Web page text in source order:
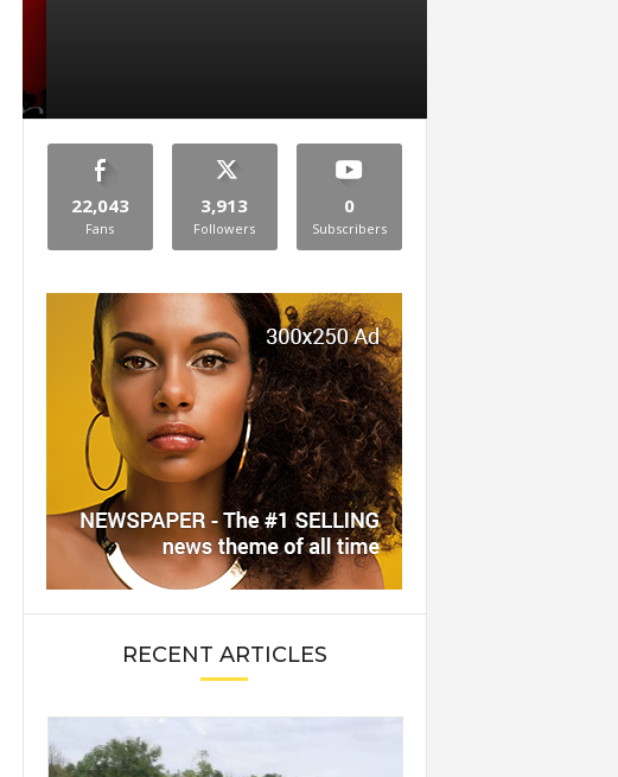
22,043
Fans
3,913
Followers
0
Subscribers
RECENT ARTICLES